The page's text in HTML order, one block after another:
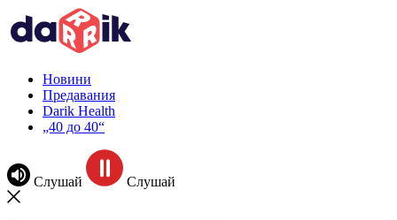
Новини
Предавания
Darik Health
„40 до 40“
Слушай Слушай